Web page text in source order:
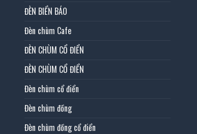
ĐÈN BIỂN BÁO
Đèn chùm Cafe
ĐÈN CHÙM CỔ ĐIỂN
ĐÈN CHÙM CỔ ĐIỂN
Đèn chùm cổ điển
Đèn chùm đồng
Đèn chùm đồng cổ điển